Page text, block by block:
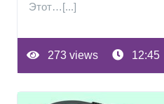
Этот…[...]
273 views 12:45